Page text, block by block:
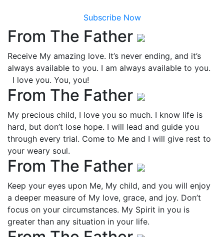
Subscribe Now
From The Father
Receive My amazing love. It’s never ending, and it’s
always available to you. I am always available to you.
I love you. You, you!
From The Father
My precious child, I love you so much. I know life is
hard, but don’t lose hope. I will lead and guide you
through every trial. Come to Me and I will give rest to
your weary soul.
From The Father
Keep your eyes upon Me, My child, and you will enjoy
a deeper measure of My love, grace, and joy. Don’t
focus on your circumstances. My Spirit in you is
greater than any situation in your life.